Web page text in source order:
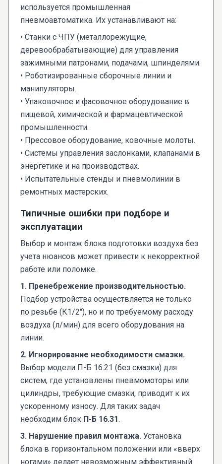
используется промышленная
пневмоавтоматика. Их устанавливают на:
• Станки с ЧПУ (металлорежущие,
деревообрабатывающие) для управления
зажимными патронами, подачами, шпинделями.
• Роботизированные сборочные линии и
манипуляторы.
• Упаковочное и фасовочное оборудование в
пищевой, химической и фармацевтической
промышленности.
• Прессовое оборудование, ковочные молоты.
• Системы управления заслонками, клапанами в
энергетике и на производствах.
• Испытательные стенды и пневмолинии в
ремонтных мастерских.
Типичные ошибки при подборе и
эксплуатации
Выбор и монтаж блока подготовки воздуха без
учета нюансов может привести к некорректной
работе или поломке.
1. Пренебрежение производительностью.
Подбор устройства осуществляется не только
по резьбе (К1/2"), но и по требуемому расходу
воздуха (л/мин) для всего оборудования на
линии.
2. Игнорирование необходимости смазки.
Выбор модели П-Б 16.21 (без смазки) для
систем, где установлены пневмомоторы или
цилиндры, требующие смазки, приводит к их
ускоренному износу. Для таких задач
необходим блок П-Б 16.31.
3. Нарушение правил монтажа. Установка
блока в горизонтальном положении или «вверх
ногами» делает невозможным эффективный